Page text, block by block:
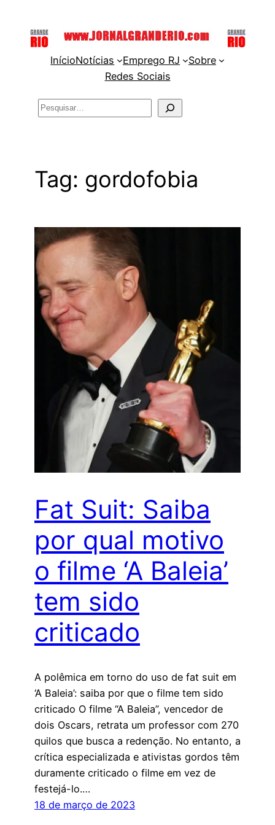
InícioNotícias Emprego RJ
Sobre
Redes Sociais
Pesquisar
Tag: gordofobia
Fat Suit: Saiba
por qual motivo
o filme ‘A Baleia’
tem sido
criticado
A polêmica em torno do uso de fat suit em
‘A Baleia’: saiba por que o filme tem sido
criticado O filme “A Baleia”, vencedor de
dois Oscars, retrata um professor com 270
quilos que busca a redenção. No entanto, a
crítica especializada e ativistas gordos têm
duramente criticado o filme em vez de
festejá-lo.…
18 de março de 2023